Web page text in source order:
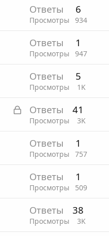
Ответы 6
Просмотры 934
Ответы 1
Просмотры 947
Ответы 5
Просмотры 1K
З
Ответы 41
Просмотры 3K
Ответы 1
Просмотры 757
Ответы 1
Просмотры 509
Ответы 38
Просмотры 3K